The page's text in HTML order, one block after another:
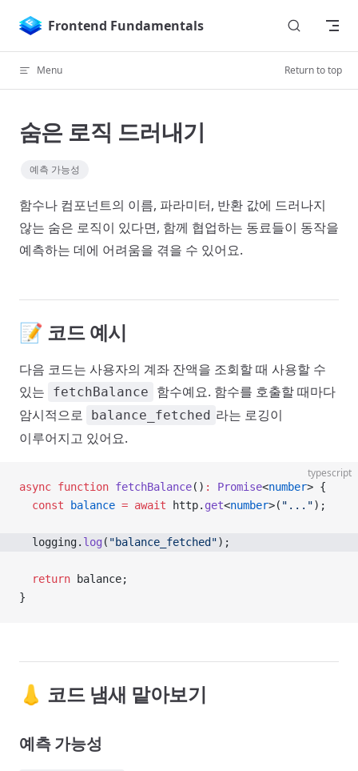
Skip to content
Frontend Fundamentals
Menu Return to top
숨은 로직 드러내기
예측 가능성
함수나 컴포넌트의 이름, 파라미터, 반환 값에 드러나지
않는 숨은 로직이 있다면, 함께 협업하는 동료들이 동작을
예측하는 데에 어려움을 겪을 수 있어요.
📝 코드 예시
다음 코드는 사용자의 계좌 잔액을 조회할 때 사용할 수
있는
fetchBalance
함수예요. 함수를 호출할 때마다
암시적으로
balance_fetched 라는 로깅이
이루어지고 있어요.
typescript
async function fetchBalance() : Promise<number> {
  const
balance = await http. get<number>( "...");
  logging.
log ( "balance_fetched");
  return
balance;
}
👃 코드 냄새 맡아보기
예측 가능성